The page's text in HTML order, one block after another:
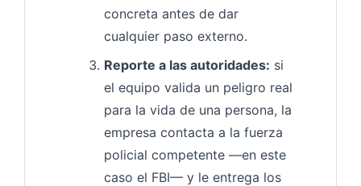
concreta antes de dar
cualquier paso externo.
Reporte a las autoridades: si
el equipo valida un peligro real
para la vida de una persona, la
empresa contacta a la fuerza
policial competente —en este
caso el FBI— y le entrega los